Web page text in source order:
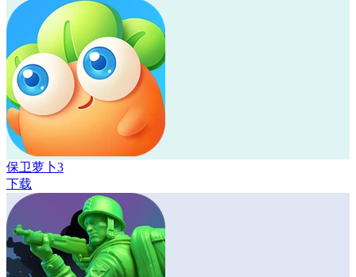
保卫萝卜3
下载